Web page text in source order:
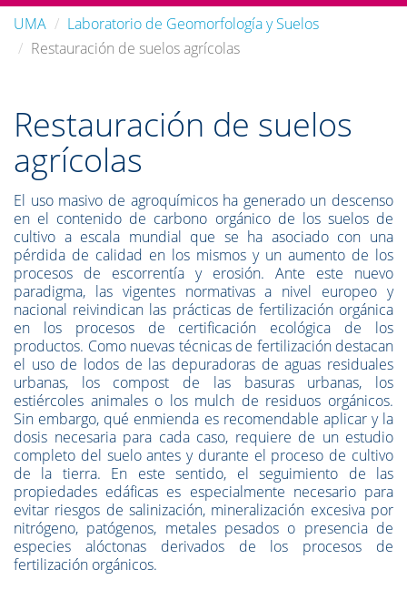
UMA
Laboratorio de Geomorfología y Suelos
Restauración de suelos agrícolas
Restauración de suelos
agrícolas
El uso masivo de agroquímicos ha generado un descenso
en el contenido de carbono orgánico de los suelos de
cultivo a escala mundial que se ha asociado con una
pérdida de calidad en los mismos y un aumento de los
procesos de escorrentía y erosión. Ante este nuevo
paradigma, las vigentes normativas a nivel europeo y
nacional reivindican las prácticas de fertilización orgánica
en los procesos de certificación ecológica de los
productos. Como nuevas técnicas de fertilización destacan
el uso de lodos de las depuradoras de aguas residuales
urbanas, los compost de las basuras urbanas, los
estiércoles animales o los mulch de residuos orgánicos.
Sin embargo, qué enmienda es recomendable aplicar y la
dosis necesaria para cada caso, requiere de un estudio
completo del suelo antes y durante el proceso de cultivo
de la tierra. En este sentido, el seguimiento de las
propiedades edáficas es especialmente necesario para
evitar riesgos de salinización, mineralización excesiva por
nitrógeno, patógenos, metales pesados o presencia de
especies alóctonas derivados de los procesos de
fertilización orgánicos.